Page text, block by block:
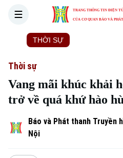
TRANG THÔNG TIN ĐIỆN
CỦA CƠ QUAN BÁO VÀ
THỜI SỰ
Thời sự
Vang mãi khúc khải
trở về quá khứ hào
Báo và Phát thanh Truyền
Nội